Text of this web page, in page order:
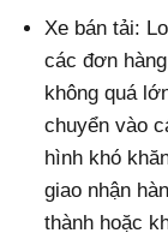
Xe bán tải:
các đơn
không quá
chuyển vào
hình khó
giao nhận
thành hoặc